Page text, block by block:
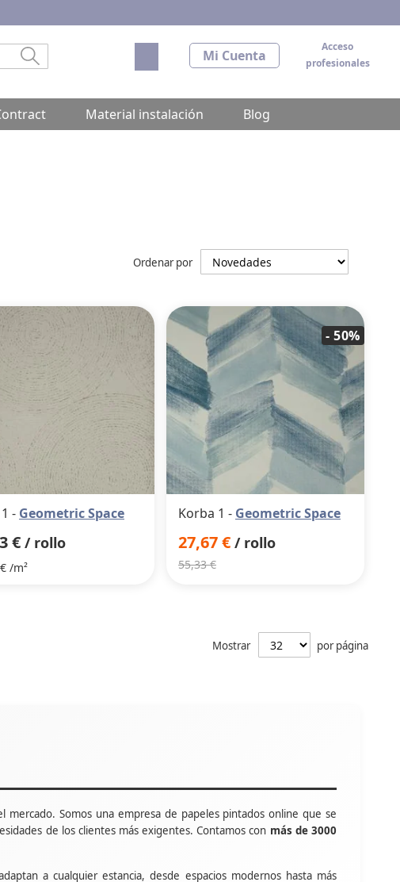
Acceso
profesionales
Mi Cuenta
Mi carrito
Material instalación Blog
Ordenar por
- Geometric Space
€ / rollo
/m²
- 50%
Korba 1 - Geometric Space
27,67 €
55,33 €
/ rollo
Mostrar por página
mercado. Somos una empresa de papeles pintados online que se
de los clientes más exigentes. Contamos con más de 3000
a cualquier estancia, desde espacios modernos hasta más